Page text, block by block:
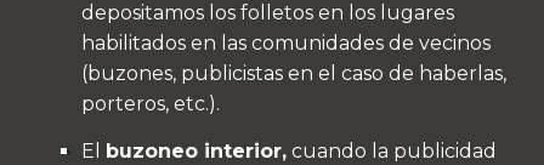
depositamos los folletos en los lugares
habilitados en las comunidades de vecinos
(buzones, publicistas en el caso de haberlas,
porteros, etc.).
El buzoneo interior, cuando la publicidad